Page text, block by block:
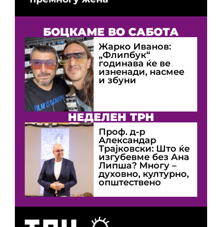
БОЦКАМЕ ВО САБОТА
Жарко Иванов:
„Флипбук“
годинава ќе ве
изненади, насмее
и збуни
НЕДЕЛЕН ТРН
Проф. д-р
Александар
Трајковски: Што ќе
изгубевме без Ана
Липша? Многу –
духовно, културно,
општествено